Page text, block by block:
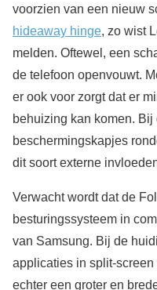
voorzien van een nieuw
hideaway hinge, zo wist
melden. Oftewel, een
de telefoon openvouwt.
er ook voor zorgt dat er
behuizing kan komen.
beschermingskapjes
dit soort externe
Verwacht wordt dat de
besturingssysteem in
van Samsung. Bij de
applicaties in split-
echter een groter en